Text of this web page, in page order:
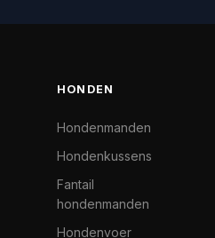
HONDEN
Hondenmanden
Hondenkussens
Fantail
hondenmanden
Hondenvoer